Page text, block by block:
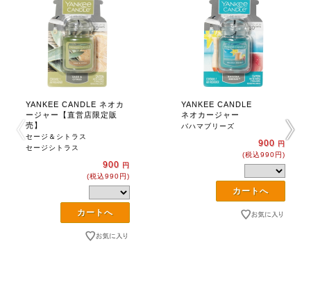
YANKEE CANDLE ネオカ
ージャー【直営店限定販
売】
セージ＆シトラス
セージシトラス
900 円
(税込990円)
YANKEE CANDLE
ネオカージャー
バハマブリーズ
900 円
(税込990円)